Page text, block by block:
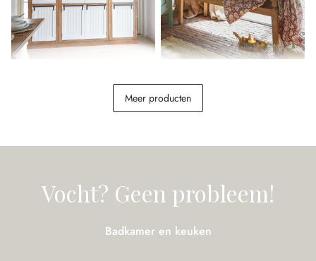
(50.02% gespart) € 598,00
Meer producten
Vocht? Geen probleem!
Badkamer en keuken